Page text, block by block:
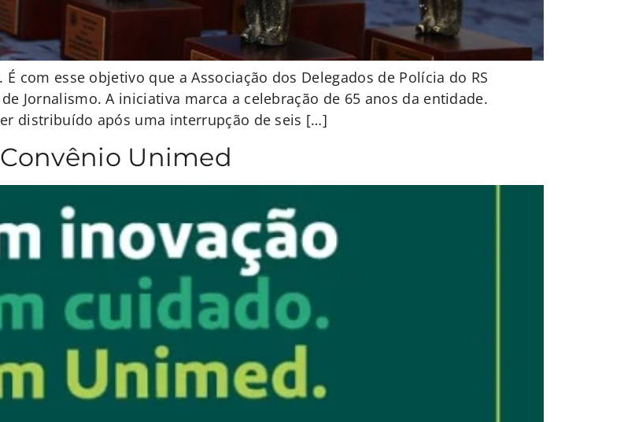
com esse objetivo que a Associação dos Delegados de Polícia do RS
de Jornalismo. A iniciativa marca a celebração de 65 anos da entidade.
distribuído após uma interrupção de seis […]
Unimed